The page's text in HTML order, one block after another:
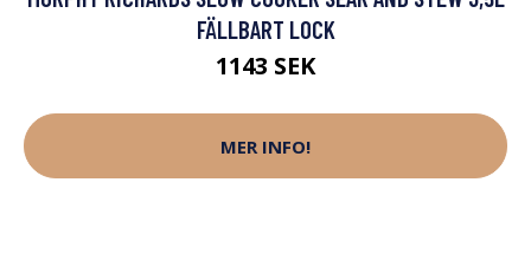
FÄLLBART LOCK
1143 SEK
MER INFO!